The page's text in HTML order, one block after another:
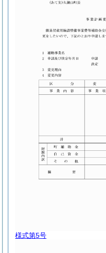
様式第5号